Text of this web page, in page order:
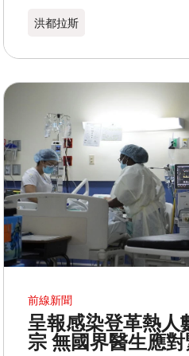
洪都拉斯​
前線新聞
呈報感染登革熱人
宗 無國界醫生應